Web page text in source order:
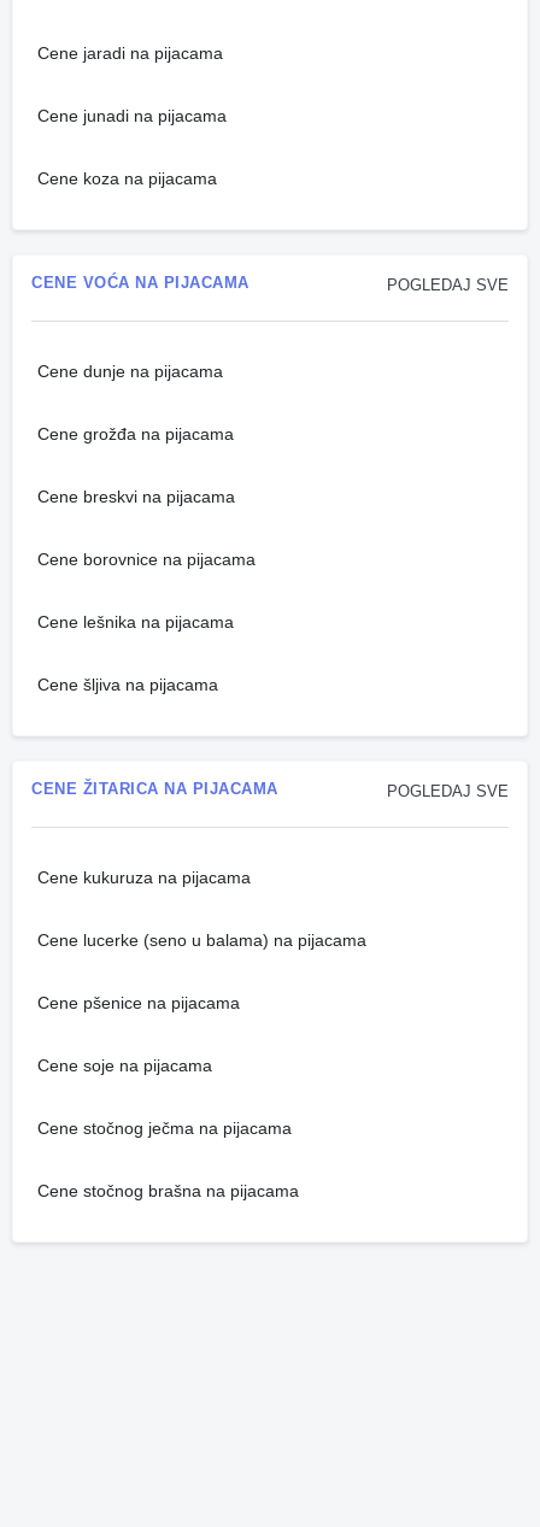
Cene jaradi na pijacama
Cene junadi na pijacama
Cene koza na pijacama
POGLEDAJ SVE
CENE VOĆA NA PIJACAMA
Cene dunje na pijacama
Cene grožđa na pijacama
Cene breskvi na pijacama
Cene borovnice na pijacama
Cene lešnika na pijacama
Cene šljiva na pijacama
POGLEDAJ SVE
CENE ŽITARICA NA PIJACAMA
Cene kukuruza na pijacama
Cene lucerke (seno u balama) na pijacama
Cene pšenice na pijacama
Cene soje na pijacama
Cene stočnog ječma na pijacama
Cene stočnog brašna na pijacama